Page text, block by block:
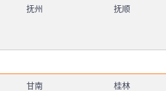
抚州 抚顺
甘南 桂林